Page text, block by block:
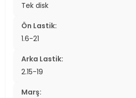
Tek disk
Ön Lastik:
1.6-21
Arka Lastik:
2.15-19
Marş: